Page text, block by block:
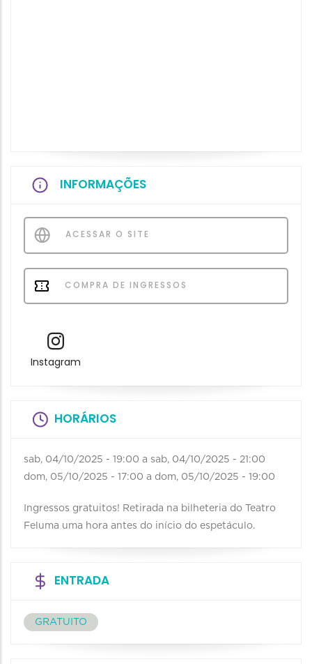
INFORMAÇÕES
ACESSAR O SITE
COMPRA DE INGRESSOS
Instagram
HORÁRIOS
sab, 04/10/2025 - 19:00 a sab, 04/10/2025 - 21:00
dom, 05/10/2025 - 17:00 a dom, 05/10/2025 - 19:00
Ingressos gratuitos! Retirada na bilheteria do Teatro
Feluma uma hora antes do início do espetáculo.
ENTRADA
GRATUITO